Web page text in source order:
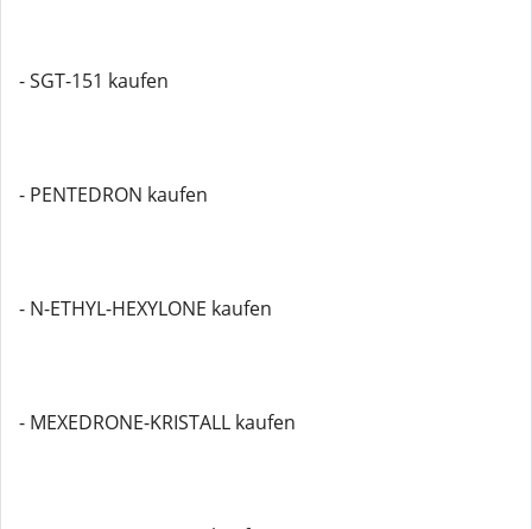
- SGT-151 kaufen
- PENTEDRON kaufen
- N-ETHYL-HEXYLONE kaufen
- MEXEDRONE-KRISTALL kaufen